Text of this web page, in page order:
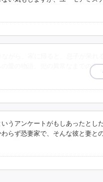
の愛の物語。兜の異常なまでの妻
うアンケートがもしあったと
らず恐妻家で、そんな彼と妻と